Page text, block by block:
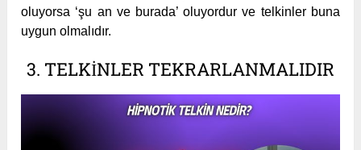
oluyorsa ‘şu an ve burada’ oluyordur ve telkinler buna
uygun olmalıdır.
3. TELKINLER TEKRARLANMALIDIR